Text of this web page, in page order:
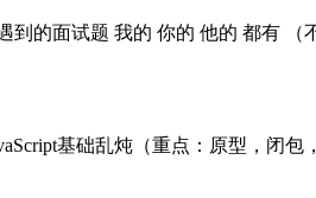
的面试题 我的 你的 他的 都有
基础乱炖（重点：原型，闭